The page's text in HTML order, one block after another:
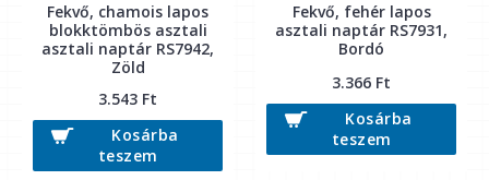
Fekvő, chamois lapos
blokktömbös asztali
asztali naptár RS7942,
Zöld
3.543 Ft
Kosárba
teszem
Fekvő, fehér lapos
asztali naptár RS7931,
Bordó
3.366 Ft
Kosárba
teszem